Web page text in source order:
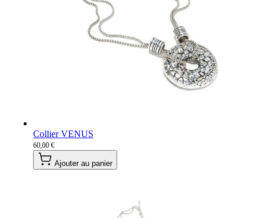
Collier VENUS
60,00 €
Ajouter au panier